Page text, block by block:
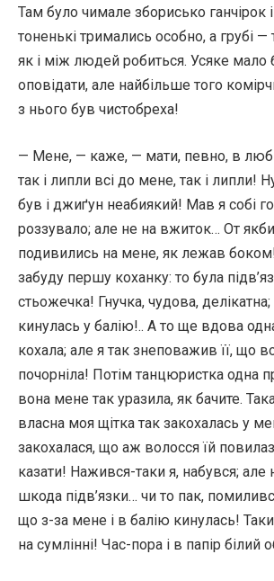
Там було чимале зборисько ганчірок
тоненькі тримались особно, а грубі
як і між людей робиться. Усяке мало
оповідати, але найбільше того
з нього був чистобреха!
— Мене, — каже, — мати, певно, в
так і липли всі до мене, так і липли!
був і джиґун неабиякий! Мав я собі
роззувало; але не на вжиток… От якби
подивились на мене, як лежав
забуду першу коханку: то була
стьожечка! Гнучка, чудова,
кинулась у балію!.. А то ще вдова
кохала; але я так знеповажив її, що
почорніла! Потім танцюристка одна
вона мене так уразила, як бачите.
власна моя щітка так закохалась у
закохалася, що аж волосся їй
казати! Нажився-таки я, набувся; але
шкода підв’язки… чи то пак,
що з-за мене і в балію кинулась!
на сумлінні! Час-пора і в папір білий